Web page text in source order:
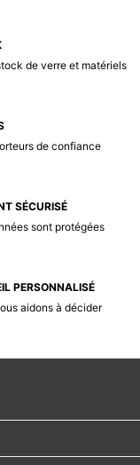
de verre et matériels
de confiance
SÉCURISÉ
sont protégées
PERSONNALISÉ
aidons à décider